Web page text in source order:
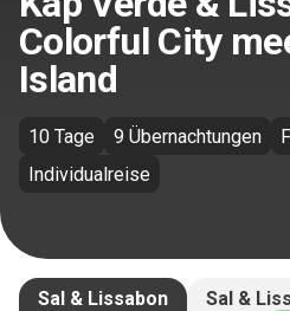
Colorful City
Island
10 Tage 9 Übernachtungen
Individualreise
Sal & Lissabon Sal &